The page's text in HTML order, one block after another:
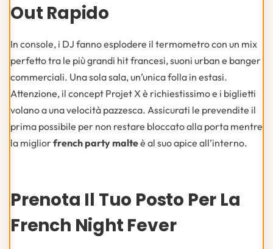
Out Rapido
In console, i DJ fanno esplodere il termometro con un mix
perfetto tra le più grandi hit francesi, suoni urban e banger
commerciali. Una sola sala, un’unica folla in estasi.
Attenzione, il concept Projet X è richiestissimo e i biglietti
volano a una velocità pazzesca. Assicurati le prevendite il
prima possibile per non restare bloccato alla porta mentre
la migliorfrench party malteè al suo apice all’interno.
Prenota Il Tuo Posto Per La
French Night Fever